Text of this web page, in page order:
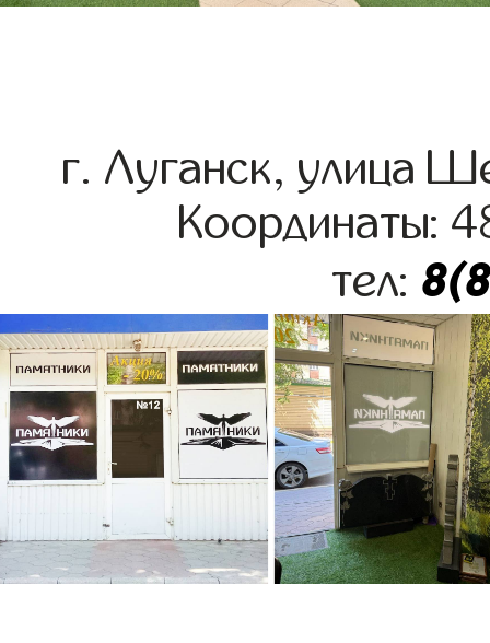
г. Луганск, улица
Координаты:
тел: